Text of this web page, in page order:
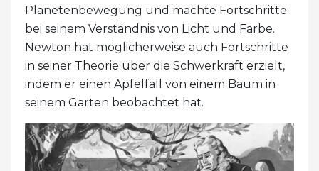
Planetenbewegung und machte Fortschritte
bei seinem Verständnis von Licht und Farbe.
Newton hat möglicherweise auch Fortschritte
in seiner Theorie über die Schwerkraft erzielt,
indem er einen Apfelfall von einem Baum in
seinem Garten beobachtet hat.